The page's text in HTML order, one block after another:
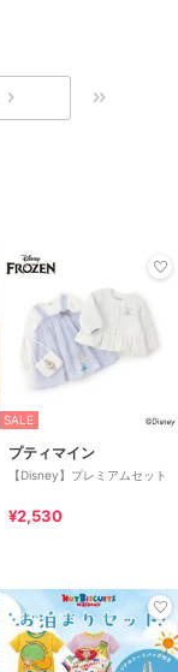
SALE
プティマイン
【Disney】プレミアムセット
¥2,530